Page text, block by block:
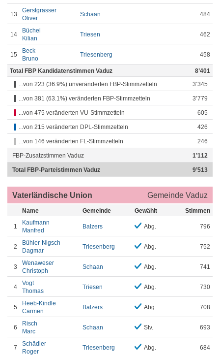
13
Gerstgrasser
Oliver
Schaan 484
14
Büchel
Kilian
Triesen 462
15
Beck
Bruno
Triesenberg 458
Total FBP Kandidatenstimmen Vaduz
8’401
...von 223 (36.9%) unveränderten FBP-Stimmzetteln
3’345
...von 381 (63.1%) veränderten FBP-Stimmzetteln 3’779
...von 475 veränderten VU-Stimmzetteln 605
...von 215 veränderten DPL-Stimmzetteln 426
...von 146 veränderten FL-Stimmzetteln 246
FBP-Zusatzstimmen Vaduz 1’112
Total FBP-Parteistimmen Vaduz 9’513
Vaterländische Union Gemeinde Vaduz
Name Gemeinde Gewählt Stimmen
1
Kaufmann
Manfred
Balzers Abg. 796
2
Bühler-Nigsch
Dagmar
Triesenberg Abg. 752
3
Wenaweser
Christoph
Schaan Abg. 741
4
Vogt
Thomas
Triesen Abg. 730
5
Heeb-Kindle
Carmen
Balzers Abg. 708
6
Risch
Marc
Schaan Stv. 693
7
Schädler
Roger
Triesenberg Abg. 684